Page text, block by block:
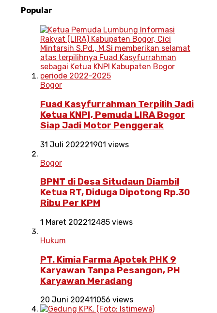
Popular
Bogor
Fuad Kasyfurrahman Terpilih Jadi
Ketua KNPI, Pemuda LIRA Bogor
Siap Jadi Motor Penggerak
31 Juli 202221901 views
Bogor
BPNT di Desa Situdaun Diambil
Ketua RT, Diduga Dipotong Rp.30
Ribu Per KPM
1 Maret 202212485 views
Hukum
PT. Kimia Farma Apotek PHK 9
Karyawan Tanpa Pesangon, PH
Karyawan Meradang
20 Juni 202411056 views